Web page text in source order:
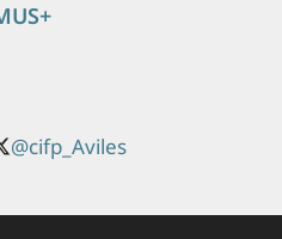
@cifp_Aviles